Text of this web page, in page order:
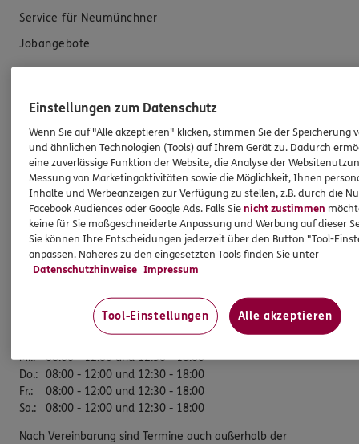
Service für Neumünchner
Jobangebote
DKV Service-Center
Gündinger Str. 7
81249 München
Tel: 089/58927684
Mobil: 0177/2484064
Fax: 089/58927685
08:00 - 12:00 und 12:30 - 18:00
Mi.:
08:00 - 12:00 und 12:30 - 18:00
Do.: 08:00 - 12:00 und 12:30 - 18:00
Fr.:
08:00 - 12:00 und 12:30 - 18:00
Sa.: 08:00 - 12:00 und 12:30 - 18:00
Nach Vereinbarung sind Termine auch außerhalb der
Einstellungen zum Datenschutz
Wenn Sie auf "Alle akzeptieren" klicken, stimmen Sie der Speicherung
und ähnlichen Technologien (Tools) auf Ihrem Gerät zu. Dadurch
eine zuverlässige Funktion der Website, die Analyse der
Messung von Marketingaktivitäten sowie die Möglichkeit, Ihnen
Inhalte und Werbeanzeigen zur Verfügung zu stellen, z.B. durch die
Facebook Audiences oder Google Ads. Falls Sienicht zustimmen
keine für Sie maßgeschneiderte Anpassung und Werbung auf dieser
Sie können Ihre Entscheidungen jederzeit über den Button "Tool-
anpassen. Näheres zu den eingesetzten Tools finden Sie unter
Datenschutzhinweise Impressum
Tool-Einstellungen Alle akzeptieren